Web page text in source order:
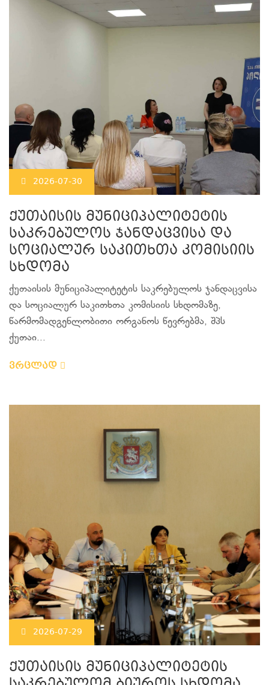
2026-07-30
ქუთაისის მუნიციპალიტეტის
საკრებულოს ჯანდაცვისა და
სოციალურ საკითხთა კომისიის
სხდომა
ქუთაისის მუნიციპალიტეტის საკრებულოს ჯანდაცვისა
და სოციალურ საკითხთა კომისიის სხდომაზე,
წარმომადგენლობითი ორგანოს წევრებმა, შპს
ქუთაი...
ვრცლად
2026-07-29
ქუთაისის მუნიციპალიტეტის